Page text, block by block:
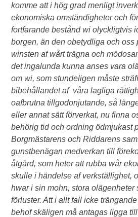
komme att i hög grad menligt
ekonomiska omständigheter och
fortfarande bestånd wi olyckligtvis
borgen, än den obetydliga och oss
winsten af wårt trägna och
det ingalunda kunna anses vara
om wi, som stundeligen måste
bibehållandet af våra lagliga
oafbrutna tillgodonjutande, så
eller annat sätt förverkat, nu finna
behörig tid och ordning ödmjukast
Borgmästarens och Riddarens
gunstbenägan medverkan till
åtgärd, som heter att rubba wår
skulle i händelse af verkställighet,
hwar i sin mohn, stora olägenheter
förluster. Att i allt fall icke
behof skäligen må antagas ligga